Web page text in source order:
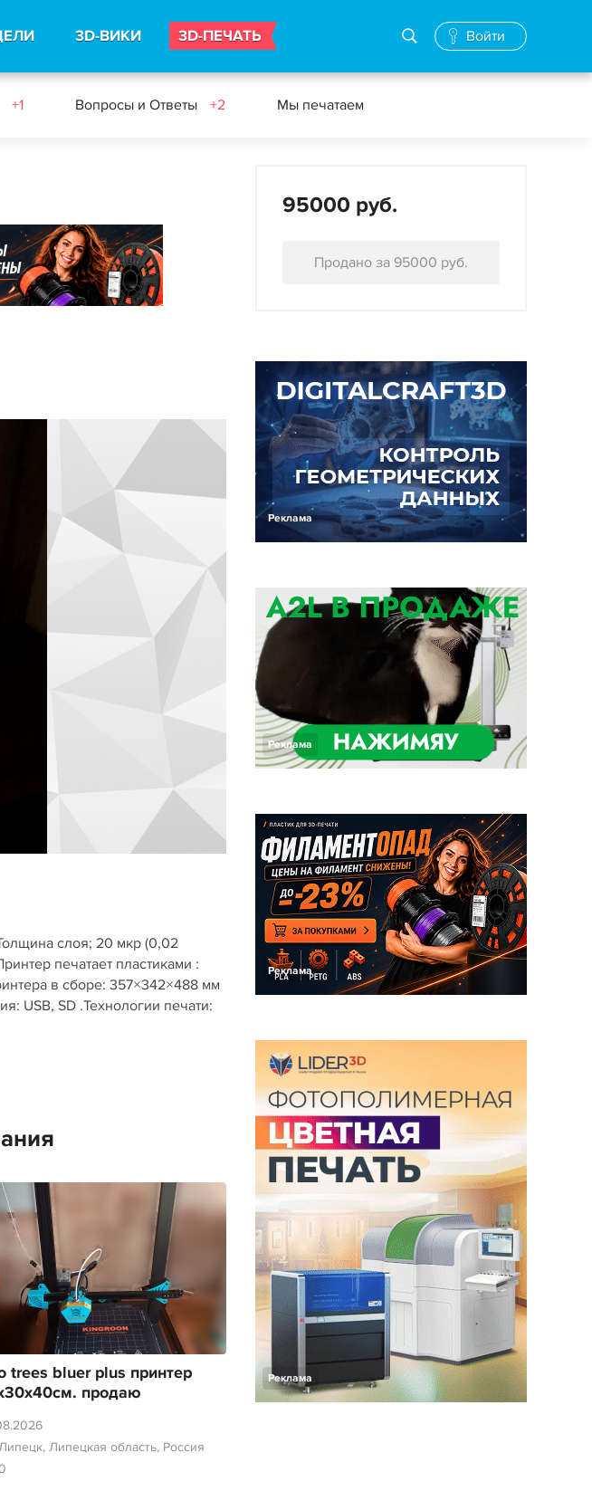
3D-ВИКИ 3D-ПЕЧАТЬ Войти
+1 Вопросы и Ответы +2 Мы печатаем
слоя; 20 мкр (0,02
печатает пластиками :
в сборе: 357×342×488 мм
USB, SD .Технологии печати:
trees bluer plus принтер
продаю
Липецкая область, Россия
95000 руб.
Продано за 95000 руб.
Реклама
Реклама
Реклама
Реклама